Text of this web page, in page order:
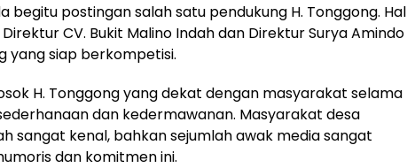
begitu postingan salah satu pendukung H. Tonggong. Hal
CV. Bukit Malino Indah dan Direktur Surya Amindo
yang siap berkompetisi.
H. Tonggong yang dekat dengan masyarakat selama
dan kedermawanan. Masyarakat desa
sangat kenal, bahkan sejumlah awak media sangat
dan komitmen ini.